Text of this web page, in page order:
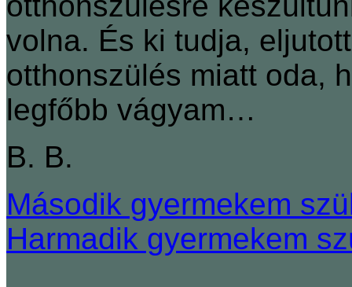
volna. És ki tudja,
otthonszülés miatt oda,
legfőbb vágyam…
B. B.
Második gyermekem
Harmadik gyermekem